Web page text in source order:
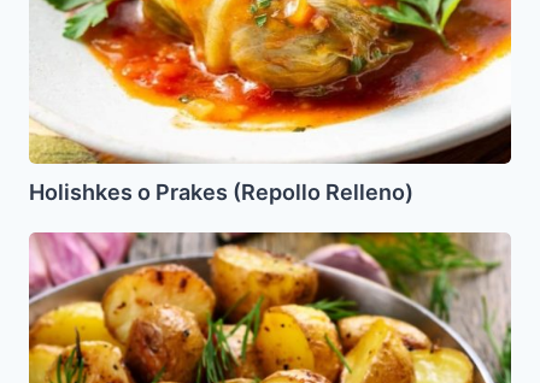
Holishkes o Prakes (Repollo Relleno)
Papas
con
Romero